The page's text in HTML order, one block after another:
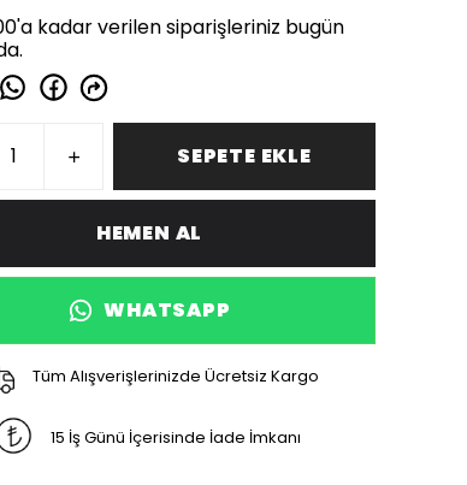
kadar verilen siparişleriniz bugün
SEPETE EKLE
HEMEN AL
WHATSAPP
Tüm Alışverişlerinizde Ücretsiz Kargo
15 İş Günü İçerisinde İade İmkanı